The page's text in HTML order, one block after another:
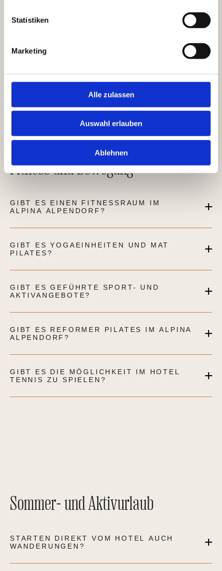
Statistiken
Marketing
Alle zulassen
Auswahl erlauben
Ablehnen
Fitness und Bewegung
GIBT ES EINEN FITNESSRAUM IM
ALPINA ALPENDORF?
GIBT ES YOGAEINHEITEN UND MAT
PILATES?
GIBT ES GEFÜHRTE SPORT- UND
AKTIVANGEBOTE?
GIBT ES REFORMER PILATES IM ALPINA
ALPENDORF?
GIBT ES DIE MÖGLICHKEIT IM HOTEL
TENNIS ZU SPIELEN?
Sommer- und Aktivurlaub
STARTEN DIREKT VOM HOTEL AUCH
WANDERUNGEN?